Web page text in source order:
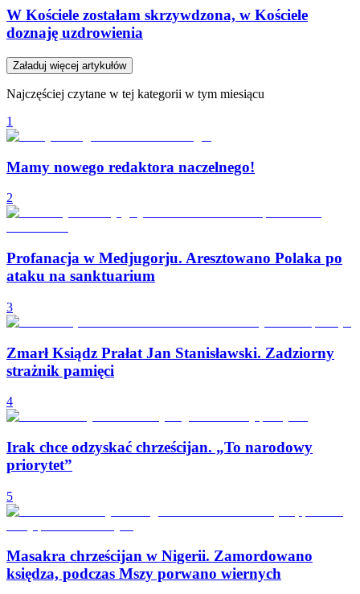
W Kościele zostałam skrzywdzona, w Kościele
doznaję uzdrowienia
Załaduj więcej artykułów
Najczęściej czytane w tej kategorii w tym miesiącu
1
Mamy nowego redaktora naczelnego!
2
Profanacja w Medjugorju. Aresztowano Polaka po
ataku na sanktuarium
3
Zmarł Ksiądz Prałat Jan Stanisławski. Zadziorny
strażnik pamięci
4
Irak chce odzyskać chrześcijan. „To narodowy
priorytet”
5
Masakra chrześcijan w Nigerii. Zamordowano
księdza, podczas Mszy porwano wiernych